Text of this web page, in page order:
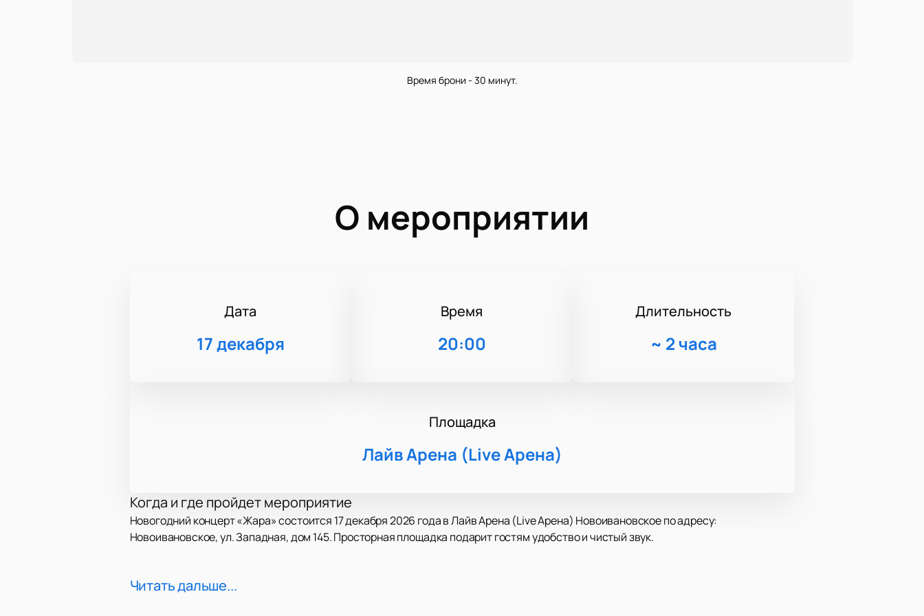
Время брони - 30 минут.
О мероприятии
Дата
17 декабря
Время
20:00
Длительность
~ 2 часа
Площадка
Лайв Арена (Live Арена)
Когда и где пройдет мероприятие
Новогодний концерт «Жара» состоится 17 декабря 2026 года в Лайв Арена (Live Арена) Новоивановское по адресу:
Новоивановское, ул. Западная, дом 145. Просторная площадка подарит гостям удобство и чистый звук.
«Жара» собирает известных музыкантов на одной сцене. Гости услышат самые яркие композиции года и погрузятся в атмосферу
Читать дальше...